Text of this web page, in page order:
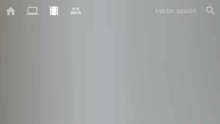
Iniciar sesión